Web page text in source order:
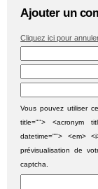
Ajouter un
Cliquez ici pour
Vous pouvez utiliser
title=""> <acronym
datetime=""> <em>
prévisualisation de
captcha.